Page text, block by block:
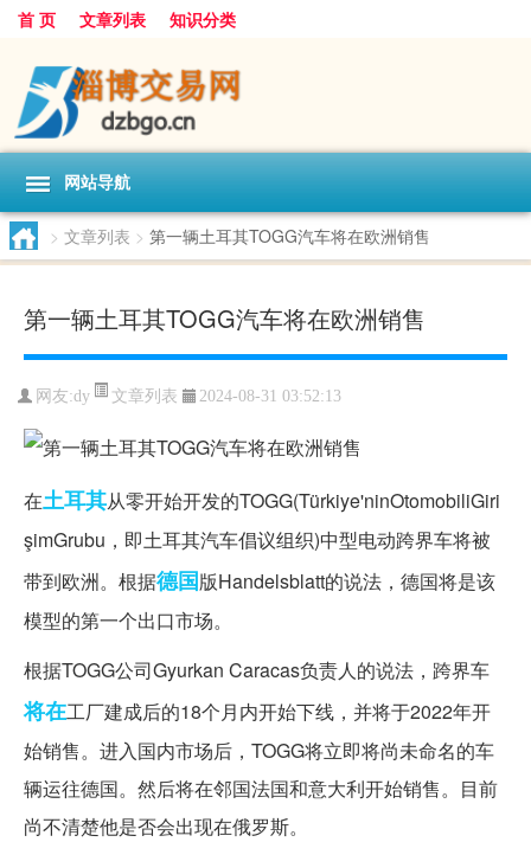
首 页 文章列表 知识分类
网站导航
> 文章列表 > 第一辆土耳其TOGG汽车将在欧洲销售
第一辆土耳其TOGG汽车将在欧洲销售
网友:dy 文章列表 2024-08-31 03:52:13
在土耳其从零开始开发的TOGG(Türkiye'ninOtomobiliGiri
şimGrubu，即土耳其汽车倡议组织)中型电动跨界车将被
带到欧洲。根据德国版Handelsblatt的说法，德国将是该
模型的第一个出口市场。
根据TOGG公司Gyurkan Caracas负责人的说法，跨界车
将在工厂建成后的18个月内开始下线，并将于2022年开
始销售。进入国内市场后，TOGG将立即将尚未命名的车
辆运往德国。然后将在邻国法国和意大利开始销售。目前
尚不清楚他是否会出现在俄罗斯。